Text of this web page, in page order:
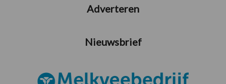
Adverteren
Nieuwsbrief